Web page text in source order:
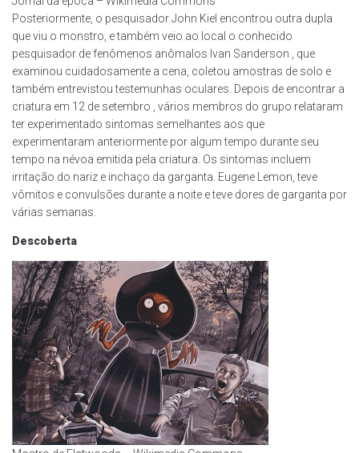
Posteriormente, o pesquisador John Kiel encontrou outra dupla
que viu o monstro, e também veio ao local o conhecido
pesquisador de fenômenos anômalos Ivan Sanderson , que
examinou cuidadosamente a cena, coletou amostras de solo e
também entrevistou testemunhas oculares. Depois de encontrar a
criatura em 12 de setembro , vários membros do grupo relataram
ter experimentado sintomas semelhantes aos que
experimentaram anteriormente por algum tempo durante seu
tempo na névoa emitida pela criatura. Os sintomas incluem
irritação do nariz e inchaço da garganta. Eugene Lemon, teve
vômitos e convulsões durante a noite e teve dores de garganta por
várias semanas.
Descoberta